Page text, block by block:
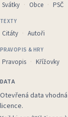
Svátky Obce PSČ
TEXTY
Citáty Autoři
PRAVOPIS & HRY
Pravopis Křížovky
DATA
Otevřená data
licence.